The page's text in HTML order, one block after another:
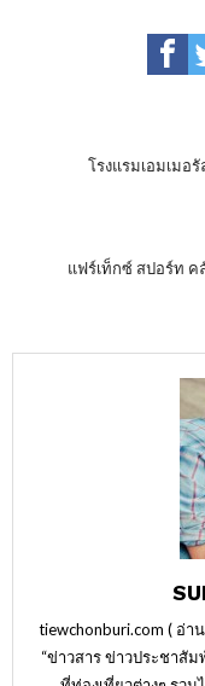
โรงแรมเอมเมอ
แฟร์เท็กซ์ สปอร์ท ค
tiewchonburi.com ( อ่า
“ข่าวสาร ข่าวประชาสั